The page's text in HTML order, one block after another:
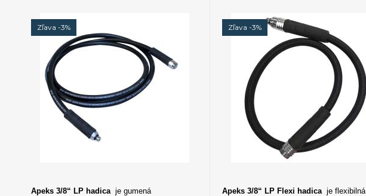
Zľava -3%
Apeks 3/8“ LP hadica je gumená
Zľava -3%
Apeks 3/8“ LP Flexi hadica je flexibilná